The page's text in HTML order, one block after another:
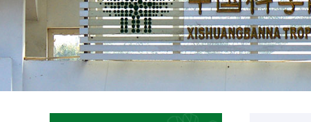
数字园区